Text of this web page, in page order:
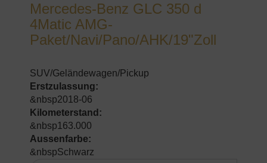
Mercedes-Benz GLC 350 d
4Matic AMG-
Paket/Navi/Pano/AHK/19"Zoll
SUV/Geländewagen/Pickup
Erstzulassung:
&nbsp2018-06
Kilometerstand:
&nbsp163.000
Aussenfarbe:
&nbspSchwarz